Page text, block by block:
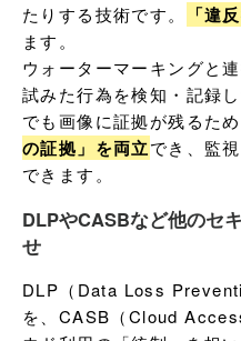
たりする技術です。
「違
ます。
ウォーターマーキングと
試みた行為を検知・記録
でも画像に証拠が残るため
の証拠」を両立でき、監
できます。
DLPやCASBなど他のセ
せ
DLP（Data Loss
を、CASB（Cloud